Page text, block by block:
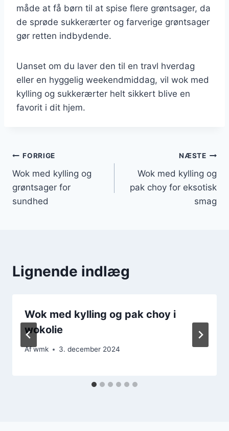
måde at få børn til at spise flere grøntsager, da
de sprøde sukkerærter og farverige grøntsager
gør retten indbydende.
Uanset om du laver den til en travl hverdag
eller en hyggelig weekendmiddag, vil wok med
kylling og sukkerærter helt sikkert blive en
favorit i dit hjem.
Indlægsnavigation
FORRIGE
Wok med kylling og
grøntsager for
sundhed
NÆSTE
Wok med kylling og
pak choy for eksotisk
smag
Lignende indlæg
Wok med kylling og pak choy i
wokolie
Afwmk 3. december 2024